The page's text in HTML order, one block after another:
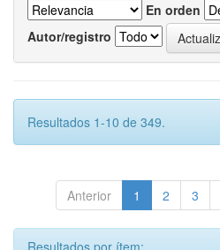
En orden
Autor/registro
Resultados 1-10 de 349.
Anterior 1 2 3
Resultados por ítem: